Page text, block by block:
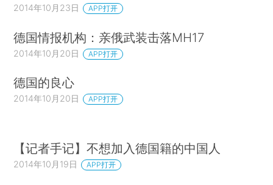
2014年10月23日 APP打开
德国情报机构：亲俄武装击落MH17
2014年10月20日 APP打开
德国的良心
2014年10月20日 APP打开
【记者手记】不想加入德国籍的中国人
2014年10月19日 APP打开